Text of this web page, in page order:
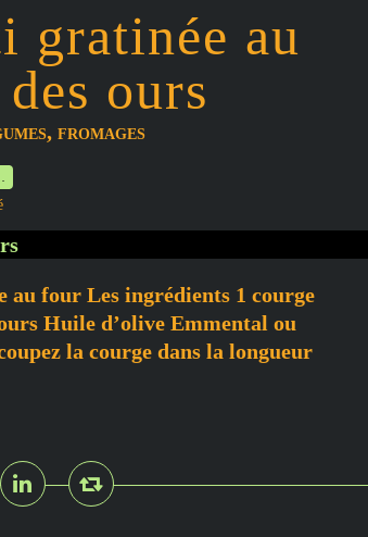
gratinée au
ours
, FROMAGES
au four Les ingrédients 1 courge
Huile d’olive Emmental ou
la courge dans la longueur